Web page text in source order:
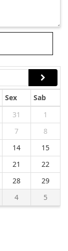
Sex
Sab
31
1
7
8
14
15
21
22
28
29
4
5